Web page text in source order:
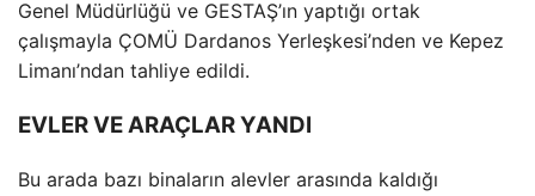
Genel Müdürlüğü ve GESTAŞ’ın yaptığı ortak
çalışmayla ÇOMÜ Dardanos Yerleşkesi’nden ve Kepez
Limanı’ndan tahliye edildi.
EVLER VE ARAÇLAR YANDI
Bu arada bazı binaların alevler arasında kaldığı